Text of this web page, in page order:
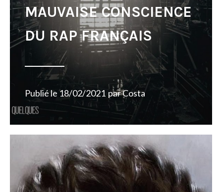
MAUVAISE CONSCIENCE
DU RAP FRANÇAIS
Publié le18/02/2021 parCosta